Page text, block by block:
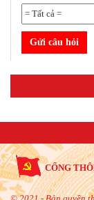
Gửi câu hỏi
CỔNG